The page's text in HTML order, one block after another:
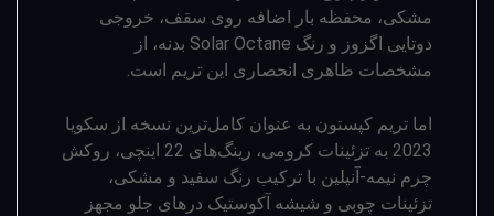
مشکی، محفظه بار اضافه روی سقف، خروجی
دوتایی اگزوز و رنگ Solar Octane بدنه، از
مشخصات ظاهری انحصاری این تریم است.
اما تریم کپستون به عنوان کامل‌ترین نسخه از سکویا
2023 به تزئینات کرومی، رینگ‌های 22 اینچی، روکش
چرم نیمه-آنیلین با ترکیب رنگ سفید و مشکی،
تزئینات چوبی و شیشه آکوستیک درهای جلو مجهز